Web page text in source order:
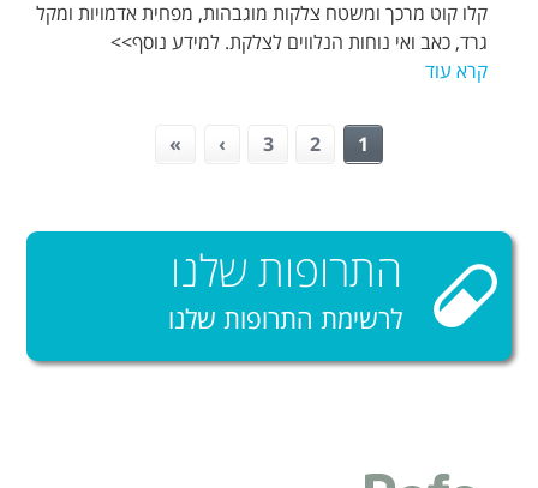
קלו קוט מרכך ומשטח צלקות מוגבהות, מפחית אדמויות ומקל
גרד, כאב ואי נוחות הנלווים לצלקת. למידע נוסף>>
קרא עוד
י
1
2
3
›
»
התרופות שלנו
לרשימת התרופות שלנו